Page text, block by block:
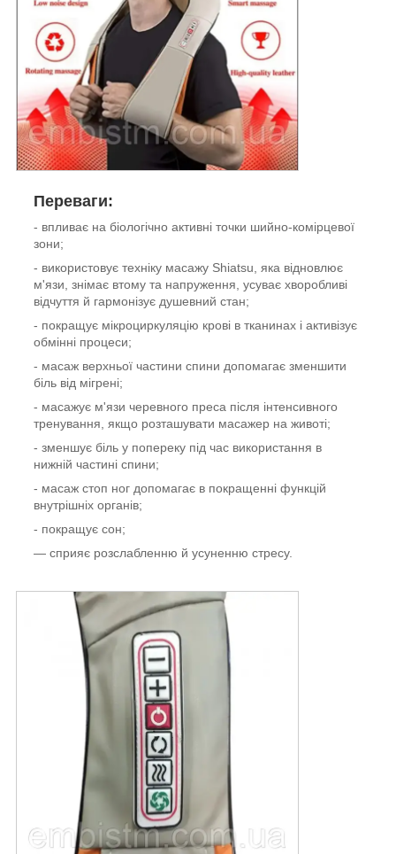
Переваги:
- впливає на біологічно активні точки шийно-комірцевої
зони;
- використовує техніку масажу Shiatsu, яка відновлює
м'язи, знімає втому та напруження, усуває хворобливі
відчуття й гармонізує душевний стан;
- покращує мікроциркуляцію крові в тканинах і активізує
обмінні процеси;
- масаж верхньої частини спини допомагає зменшити
біль від мігрені;
- масажує м'язи черевного преса після інтенсивного
тренування, якщо розташувати масажер на животі;
- зменшує біль у попереку під час використання в
нижній частині спини;
- масаж стоп ног допомагає в покращенні функцій
внутрішніх органів;
- покращує сон;
— сприяє розслабленню й усуненню стресу.